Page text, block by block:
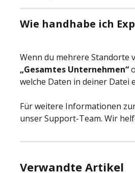
Wie handhabe ich
Wenn du mehrere Standorte
„Gesamtes Unternehmen“
welche Daten in deiner Datei
Für weitere Informationen
unser Support-Team. Wir
Verwandte Artikel